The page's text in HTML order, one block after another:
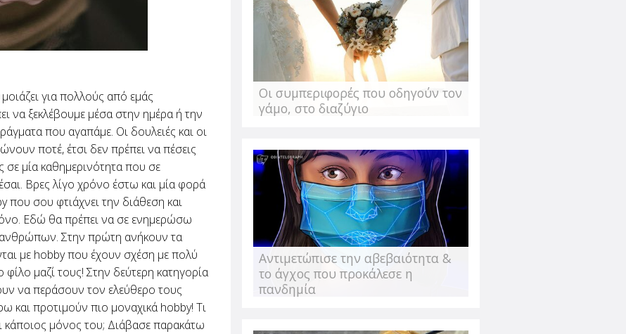
Ποιες τροφές βοηθούν τον
μεταβολισμό σου;
από την Κατερίνα Πιπέρη
Είμαι σίγουρη πως αν προσπαθείς να χάσεις τα περιττά κιλά
-εννοείται πως όλοι έχουμε- ή αν προσπαθείς να υιοθετήσεις
έναν πιο υγιεινό...
Θεωρείς "ταμπού" να πηγαίνεις για
καφέ μόνη σου;
Σου γράφω από ένα καφέ. Πολύ κεντρικό στην περιοχή που
μένω, πολύ μοδάτο, πολύ ωραίο. Γιατί το παινεύω τόσο; Για να
διευκρινίσω πως κάθομαι εδώ και πίνω μόνη μου καφέ. Για
μένα...
για πολλούς από εμάς
να ξεκλέβουμε μέσα στην ημέρα ή την
που αγαπάμε. Οι δουλειές και οι
ποτέ, έτσι δεν πρέπει να πέσεις
σε μία καθημερινότητα που σε
Βρες λίγο χρόνο έστω και μία φορά
που σου φτιάχνει την διάθεση και
Εδώ θα πρέπει να σε ενημερώσω
Στην πρώτη ανήκουν τα
με hobbyπου έχουν σχέση με πολύ
μαζί τους! Στην δεύτερη κατηγορία
να περάσουν τον ελεύθερο τους
και προτιμούν πιο μοναχικάhobby! Τι
κάποιος μόνος του; Διάβασε παρακάτω
Οι συμπεριφορές που οδηγούν τον
γάμο, στο διαζύγιο
Αντιμετώπισε την αβεβαιότητα &
το άγχος που προκάλεσε η
πανδημία